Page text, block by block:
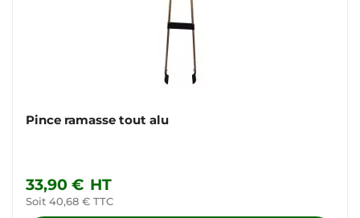
Pince ramasse tout alu
33,90 € HT
Soit 40,68 € TTC